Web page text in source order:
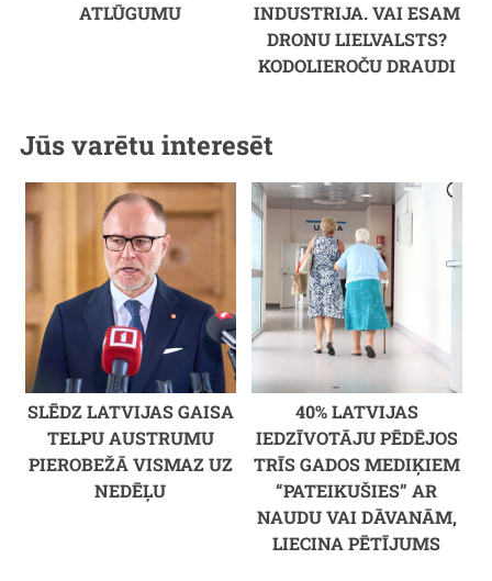
ATLŪGUMU
INDUSTRIJA. VAI ESAM
DRONU LIELVALSTS?
KODOLIEROČU DRAUDI
Jūs varētu interesēt
SLĒDZ LATVIJAS GAISA
TELPU AUSTRUMU
PIEROBEŽĀ VISMAZ UZ
NEDĒĻU
40% LATVIJAS
IEDZĪVOTĀJU PĒDĒJOS
TRĪS GADOS MEDIĶIEM
“PATEIKUŠIES” AR
NAUDU VAI DĀVANĀM,
LIECINA PĒTĪJUMS